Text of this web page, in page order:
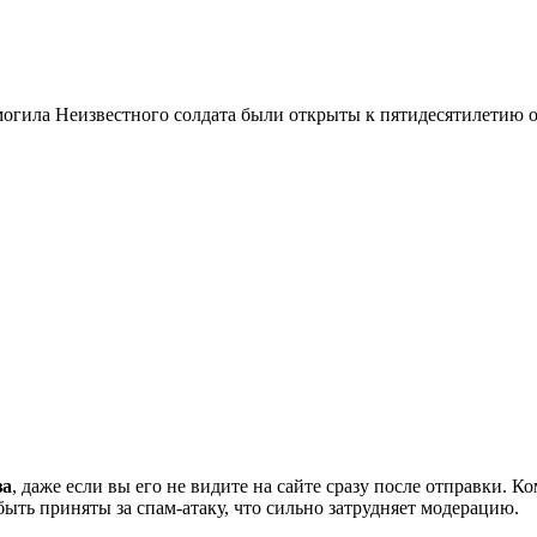
Неизвестного солдата были открыты к пятидесятилетию
, даже если вы его не видите на сайте сразу после отправки.
приняты за спам-атаку, что сильно затрудняет модерацию.